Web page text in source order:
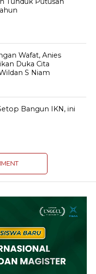
Wafat, Anies
Duka Cita
S Niam
Bangun IKN, ini